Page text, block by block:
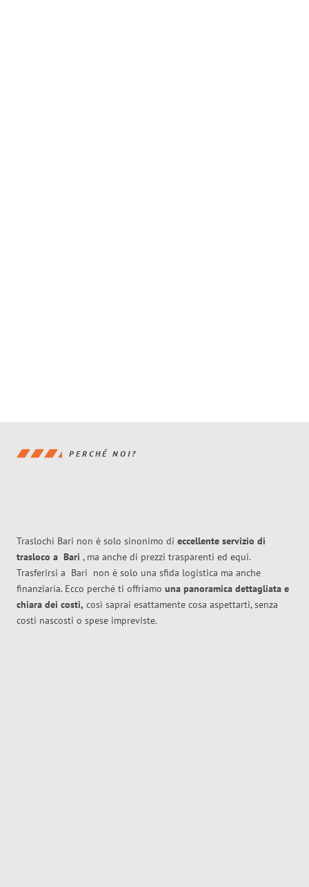
PERCHÉ NOI?
Traslochi Bari non è solo sinonimo di eccellente servizio di
trasloco a Bari , ma anche di prezzi trasparenti ed equi.
Trasferirsi a Bari non è solo una sfida logistica ma anche
finanziaria. Ecco perché ti offriamo una panoramica dettagliata e
chiara dei costi, così saprai esattamente cosa aspettarti, senza
costi nascosti o spese impreviste.